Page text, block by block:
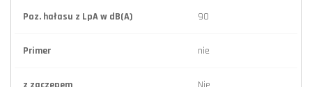
Poz. hałasu z LpA w dB(A) 90
Primer nie